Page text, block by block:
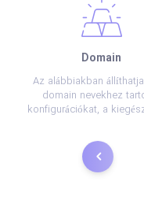
Domain
Az alábbiakban
domain nevekhez
konfigurációkat, a
Regisztráció